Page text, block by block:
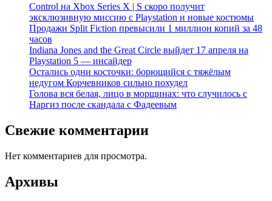
Control на Xbox Series X | S скоро получит
эксклюзивную миссию с Playstation и новые костюмы
Продажи Split Fiction превысили 1 миллион копий за 48
часов
Indiana Jones and the Great Circle выйдет 17 апреля на
Playstation 5 — инсайдер
Остались одни косточки: борющийся с тяжёлым
недугом Корчевников сильно похудел
Голова вся белая, лицо в морщинах: что случилось с
Наргиз после скандала с Фадеевым
Свежие комментарии
Нет комментариев для просмотра.
Архивы